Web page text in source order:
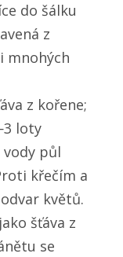
do šálku
z
mnohých
z kořene;
loty
vody půl
křečím a
květů.
šťáva z
se